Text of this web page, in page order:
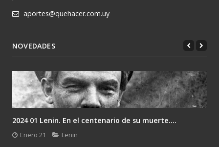
aportes@quehacer.com.uy
NOVEDADES
2024 01 Lenin. En el centenario de su muerte....
Enero 21 Lenin